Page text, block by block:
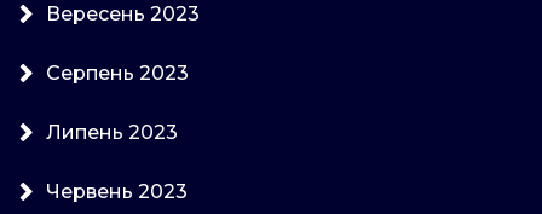
Вересень 2023
Серпень 2023
Липень 2023
Червень 2023